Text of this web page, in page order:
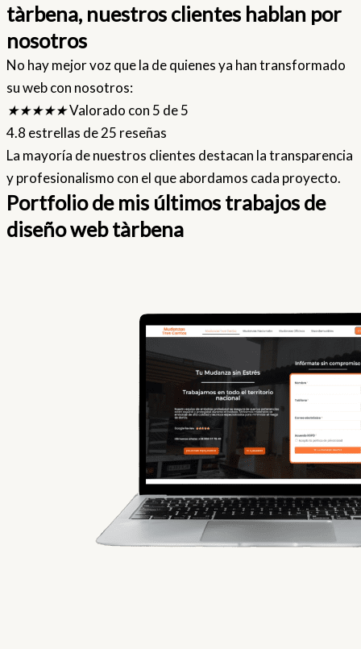
tàrbena, nuestros clientes hablan por
nosotros
No hay mejor voz que la de quienes ya han transformado
su web con nosotros:
★★★★★Valorado con 5 de 5
4.8 estrellas de 25 reseñas
La mayoría de nuestros clientes destacan la transparencia
y profesionalismo con el que abordamos cada proyecto.
Portfolio de mis últimos trabajos de
diseño web tàrbena